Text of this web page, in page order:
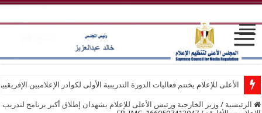
الأعلى للإعلام يختتم فعاليات الدورة التدريبية الأولى لكوادر الإعلاميين
الرئيسية / وزير الخارجية ورئيس الأعلى للإعلام يشهدان إطلاق أكبر برنامج لتدريب